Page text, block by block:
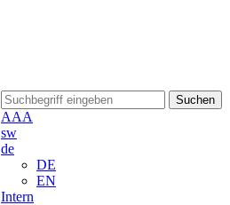
Suchen
AAA
sw
de
DE
EN
Intern